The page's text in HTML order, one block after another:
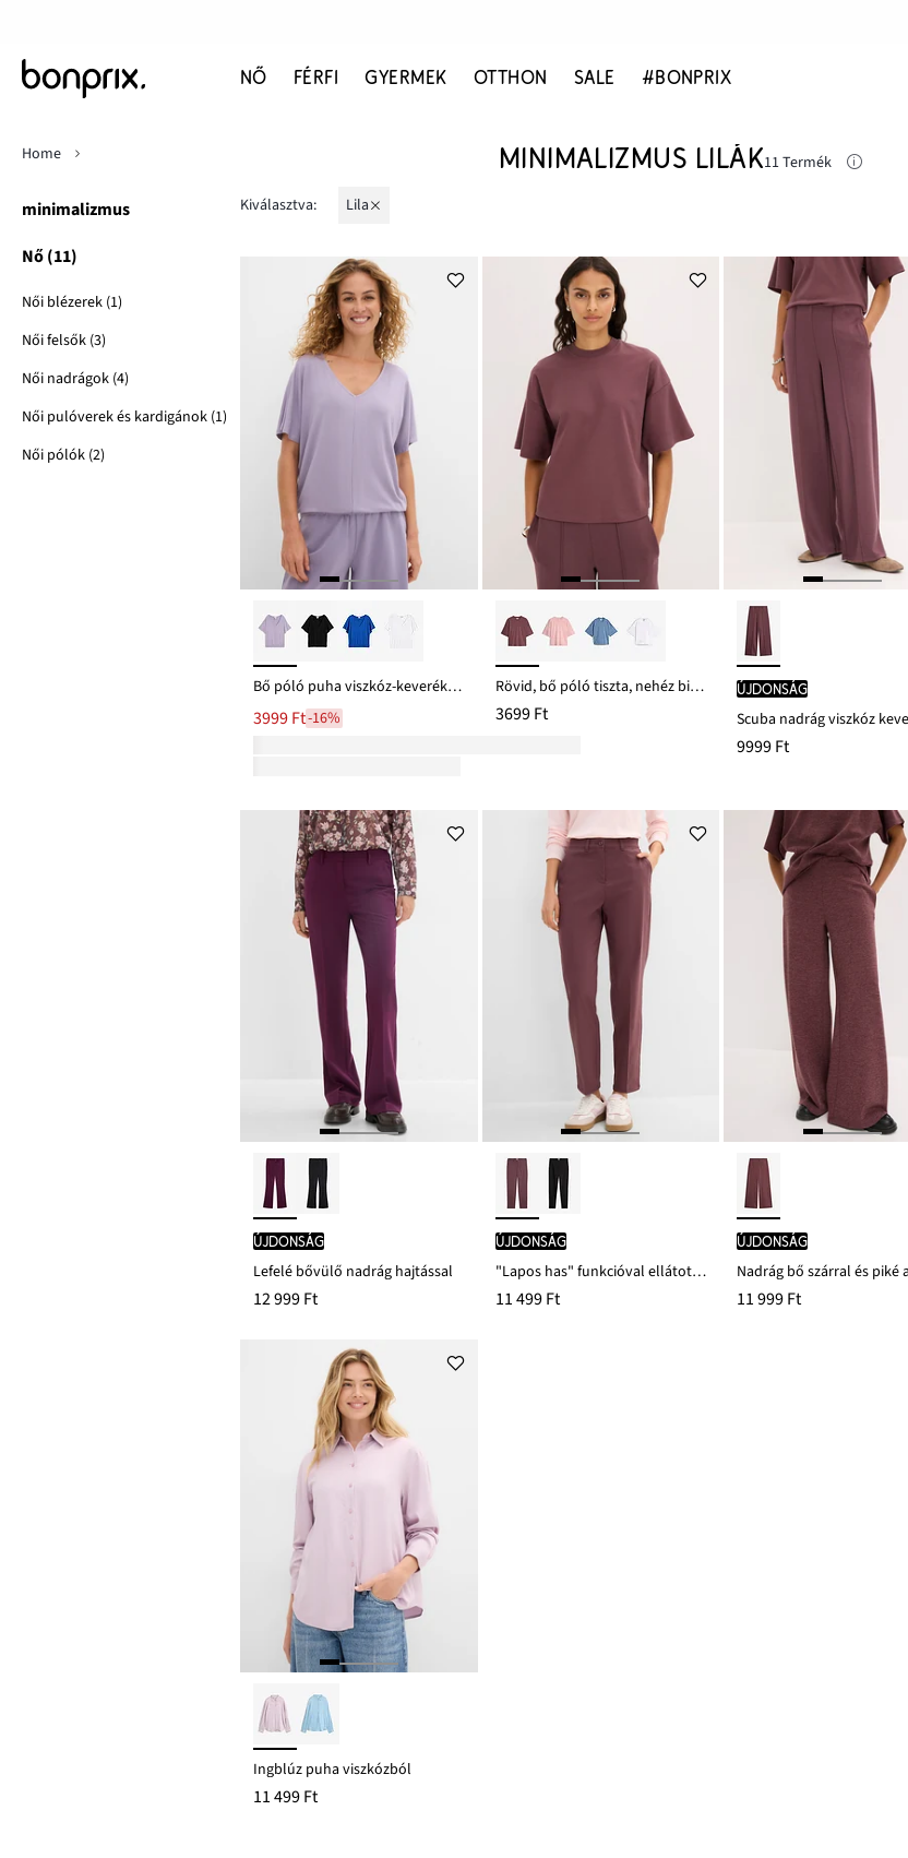
NŐ FÉRFI GYERMEK OTTHON SALE #BONPRIX
minimalizmus
Nő (11)
Női blézerek (1)
Női felsők (3)
Női nadrágok (4)
Női pulóverek és kardigánok (1)
Női pólók (2)
Home MINIMALIZMUS LILÁK11 Termék
Kiválasztva: lila
Bő póló puha viszkóz-keverékből
3999 Ft-16%
Rövid, bő póló tiszta, nehéz bio-pamutból
3699 Ft
újdonság
9999 Ft
újdonság
Lefelé bővülő nadrág hajtással
12 999 Ft
újdonság
"Lapos has" funkcióval ellátott sztreccs szivarnadrág bengalinból
11 499 Ft
újdonság
11 999 Ft
Ingblúz puha viszkózból
11 499 Ft